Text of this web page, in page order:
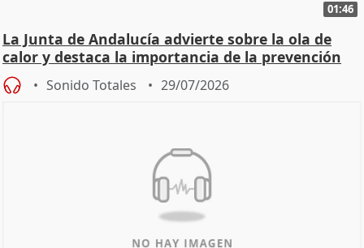
01:46
La Junta de Andalucía advierte sobre la ola de
calor y destaca la importancia de la prevención
Sonido Totales 29/07/2026